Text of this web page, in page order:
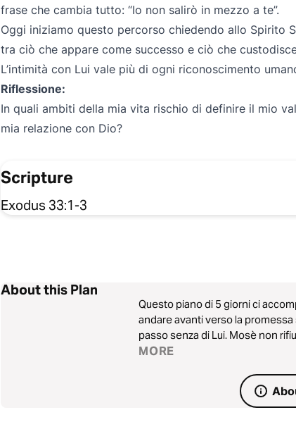
frase che cambia tutto: “Io non salirò in mezzo a te”.
Oggi iniziamo questo percorso chiedendo allo Spirito
tra ciò che appare come successo e ciò che
L’intimità con Lui vale più di ogni riconoscimento
Riflessione:
In quali ambiti della mia vita rischio di definire il mio
mia relazione con Dio?
Scripture
Exodus 33:1-3
About this Plan
Questo piano di 5 giorni ci
andare avanti verso la
passo senza di Lui. Mosè non
questa storia scopriremo che la
tesoro, fondamento di ogni
MORE